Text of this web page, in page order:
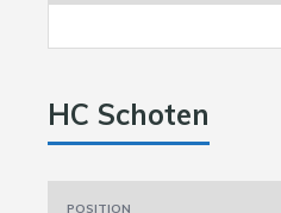
HC Schoten
POSITION